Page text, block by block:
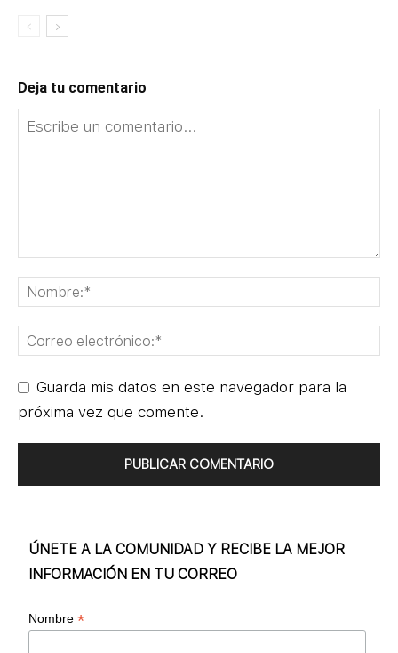
Deja tu comentario
Guarda mis datos en este navegador para la
próxima vez que comente.
ÚNETE A LA COMUNIDAD Y RECIBE LA MEJOR
INFORMACIÓN EN TU CORREO
Nombre*